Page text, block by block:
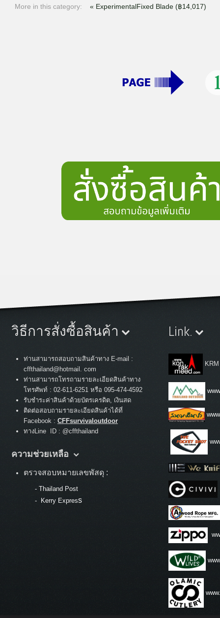
More in this category: « ExperimentalFixed Blade (฿14,017)
วิธีการสั่งซื้อสินค้า
ท่านสามารถสอบถามสินค้าทาง E-mail :
cffthailand@hotmail. com
ท่านสามารถโทรถามรายละเอียดสินค้าทาง
โทรศัพท์ : 02-611-6251 หรือ 095-474-4592
รับชำระค่าสินค้าด้วยบัตรเครดิต, เงินสด
ติดต่อสอบถามรายละเอียดสินค้าได้ที่
Facebook : CFFsurvivaloutdoor
ทางLine ID : @cffthailand
ความช่วยเหลือ
ตรวจสอบหมายเลขพัสดุ :
- Thailand Post
-
Kerry Express
Link.
KRM